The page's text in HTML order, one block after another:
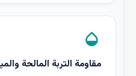
opacity
مقاومة التربة المالحة